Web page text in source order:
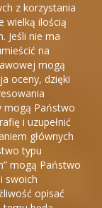
z korzystania
wielką ilością
Jeśli nie ma
na
mogą
oceny, dzięki
mogą Państwo
i uzupełnić
głównych
typu
mogą Państwo
swoich
opisać